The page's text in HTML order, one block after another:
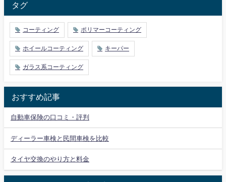
タグ
コーティング ポリマーコーティング
ホイールコーティング キーパー
ガラス系コーティング
おすすめ記事
自動車保険の口コミ・評判
ディーラー車検と民間車検を比較
タイヤ交換のやり方と料金